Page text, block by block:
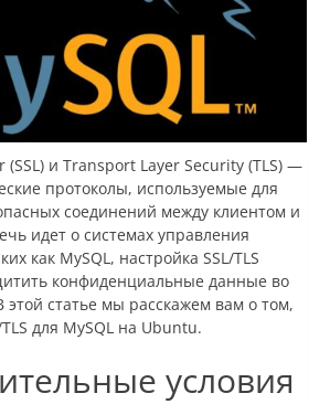
(SSL) и Transport Layer Security (TLS) —
протоколы, используемые для
соединений между клиентом и
идет о системах управления
как MySQL, настройка SSL/TLS
конфиденциальные данные во
статье мы расскажем вам о том,
для MySQL на Ubuntu.
условия